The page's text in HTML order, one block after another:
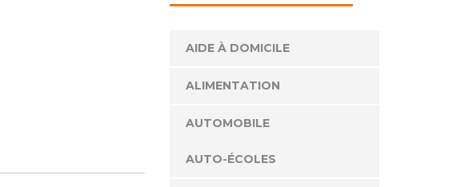
AIDE À DOMICILE
ALIMENTATION
AUTOMOBILE
AUTO-ÉCOLES